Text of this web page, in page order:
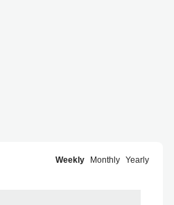
Weekly Monthly Yearly